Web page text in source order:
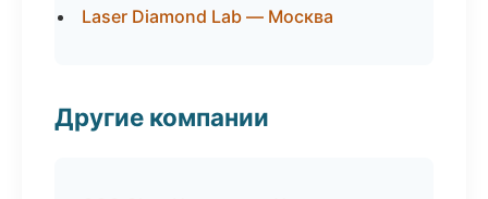
Laser Diamond Lab — Москва
Другие компании